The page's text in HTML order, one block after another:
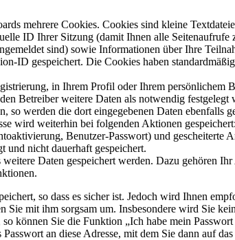
mehrere Cookies. Cookies sind kleine
ID Ihrer Sitzung (damit Ihnen alle
sind) sowie Informationen über Ihre
ID gespeichert. Die Cookies haben
in Ihrem Profil oder Ihrem persönlichem
Betreiber weitere Daten als notwendig
so werden die dort eingegebenen Daten
wird weiterhin bei folgenden Aktionen
Benutzer-Passwort) und
und nicht dauerhaft gespeichert.
Daten gespeichert werden. Dazu gehören
so dass es sicher ist. Jedoch wird Ihnen
Sie mit ihm sorgsam um. Insbesondere wird Sie
können Sie die Funktion „Ich habe mein
an diese Adresse, mit dem Sie dann auf